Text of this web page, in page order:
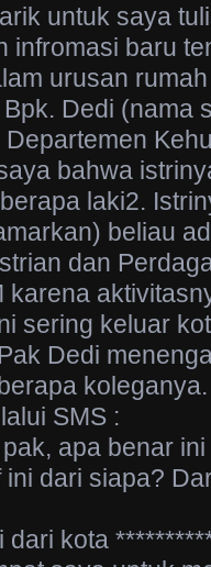
untuk saya
infromasi baru
urusan
Dedi (nama
bahwa
laki2.
beliau
dan
karena
sering keluar
Dedi
SMS :
apa benar
ini dari siapa?
dari kota